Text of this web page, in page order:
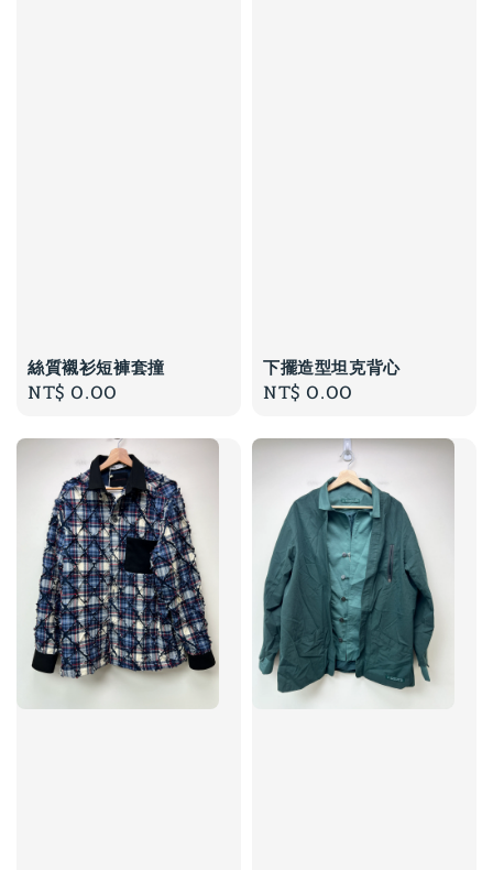
絲質襯衫短褲套撞
Regular
NT$ 0.00
下擺造型坦克背心
Regular
NT$ 0.00